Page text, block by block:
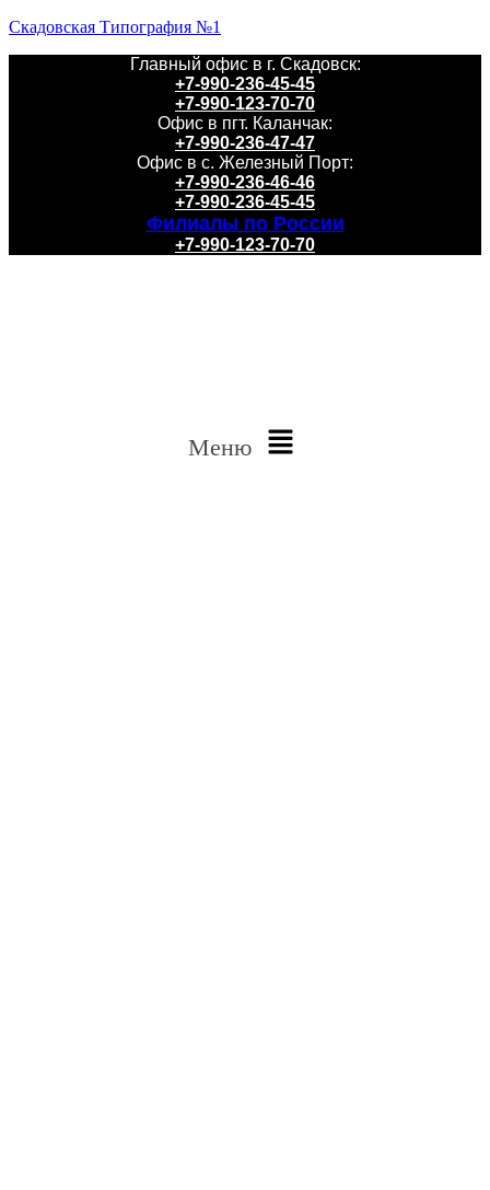
Скадовская Типография №1
Главный офис в г. Скадовск:
+7-990-236-45-45
+7-990-123-70-70
Офис в пгт. Каланчак:
+7-990-236-47-47
Офис в с. Железный Порт:
+7-990-236-46-46
+7-990-236-45-45
Филиалы по России
+7-990-123-70-70
Меню